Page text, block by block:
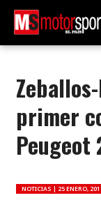
primer
Peugeot
NOTICIAS | 25 ENERO,